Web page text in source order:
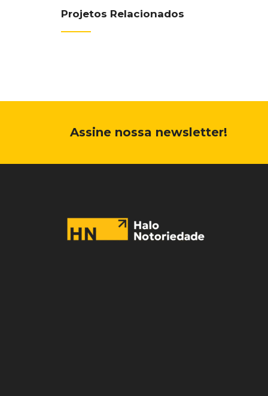
Projetos Relacionados
Assine nossa newsletter!